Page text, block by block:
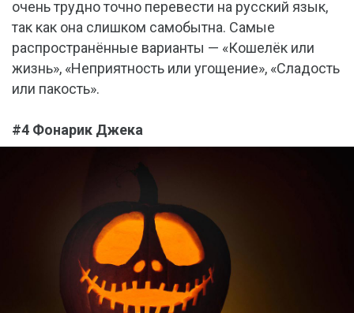
очень трудно точно перевести на русский язык,
так как она слишком самобытна. Самые
распространённые варианты — «Кошелёк или
жизнь», «Неприятность или угощение», «Сладость
или пакость».
#4 Фонарик Джека